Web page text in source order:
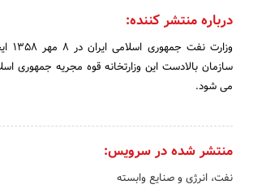
درباره منتشر کننده:
می شود.
منتشر شده در سرویس:
نفت، انرژی و صنایع وابسته